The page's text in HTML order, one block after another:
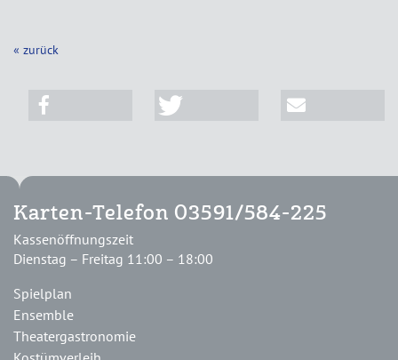
« zurück
Karten-Telefon 03591/584-225
Kassenöffnungszeit
Dienstag – Freitag 11:00 – 18:00
Spielplan
Ensemble
Theatergastronomie